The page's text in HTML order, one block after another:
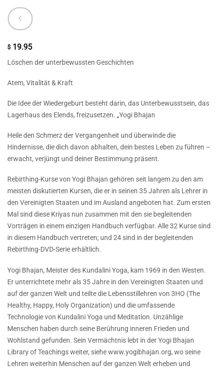
$ 19.95
Löschen der unterbewussten Geschichten
Atem, Vitalität & Kraft
Die Idee der Wiedergeburt besteht darin, das Unterbewusstsein, das
Lagerhaus des Elends, freizusetzen. „Yogi Bhajan
Heile den Schmerz der Vergangenheit und überwinde die
Hindernisse, die dich davon abhalten, dein bestes Leben zu führen –
erwacht, verjüngt und deiner Bestimmung präsent.
Rebirthing-Kurse von Yogi Bhajan gehören seit langem zu den am
meisten diskutierten Kursen, die er in seinen 35 Jahren als Lehrer in
den Vereinigten Staaten und im Ausland angeboten hat. Zum ersten
Mal sind diese Kriyas nun zusammen mit den sie begleitenden
Vorträgen in einem einzigen Handbuch verfügbar. Alle 32 Kurse sind
in diesem Handbuch vertreten; und 24 sind in der begleitenden
Rebirthing-DVD-Serie erhältlich.
Yogi Bhajan, Meister des Kundalini Yoga, kam 1969 in den Westen.
Er unterrichtete mehr als 35 Jahre in den Vereinigten Staaten und
auf der ganzen Welt und teilte die Lebensstillehren von 3HO (The
Healthy, Happy, Holy Organization) und die umfassende
Technologie von Kundalini Yoga und Meditation. Unzählige
Menschen haben durch seine Berührung inneren Frieden und
Wohlstand gefunden. Sein Vermächtnis lebt in der Yogi Bhajan
Library of Teachings weiter, siehe www.yogibhajan.org, wo seine
Lehren weiterhin Menschen auf der ganzen Welt erheben und